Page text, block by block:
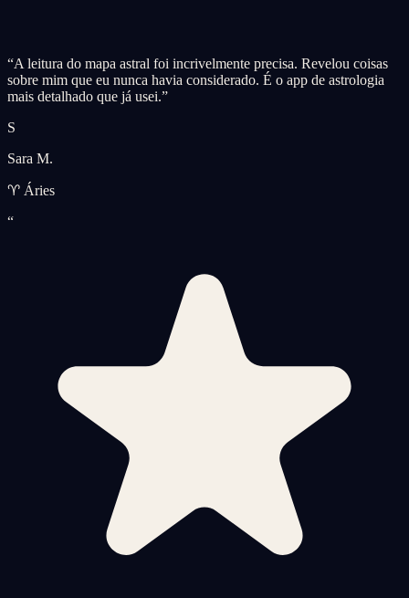
“A leitura do mapa astral foi incrivelmente precisa. Revelou coisas
sobre mim que eu nunca havia considerado. É o app de astrologia
mais detalhado que já usei.”
S
Sara M.
♈ Áries
“